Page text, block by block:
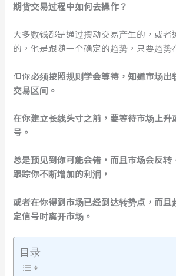
期货交易过程中如何去操作？
大多数钱都是通过摆动交易产生的，或者
的，他是跟随一个确定的趋势，只要趋势
但你必须按照规则学会等待，知道市场出
交易区间。
在你建立长线头寸之前，要等待市场上升
号。
总是预见到你可能会错，而且市场会反转
跟踪你不断增加的利润，
或者在你得到市场已经到达转势点，而且
定信号时离开市场。
目录